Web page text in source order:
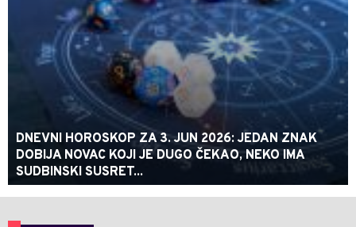
DNEVNI HOROSKOP ZA 3. JUN 2026: JEDAN ZNAK
DOBIJA NOVAC KOJI JE DUGO ČEKAO, NEKO IMA
SUDBINSKI SUSRET...